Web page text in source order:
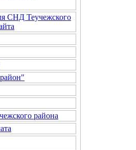
СНД Теучежского
района